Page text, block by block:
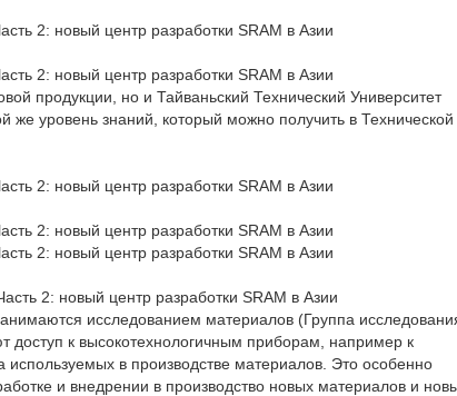
продукции, но и Тайваньский Технический Университет
же уровень знаний, который можно получить в Технической
исследованием материалов (Группа
к высокотехнологичным приборам, например к
используемых в производстве материалов. Это особенно
и внедрении в производство новых материалов и